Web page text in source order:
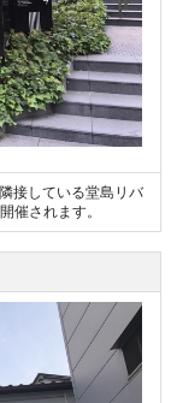
接している堂島リバ
催されます。